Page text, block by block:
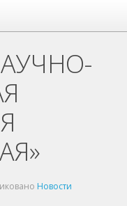
Новости